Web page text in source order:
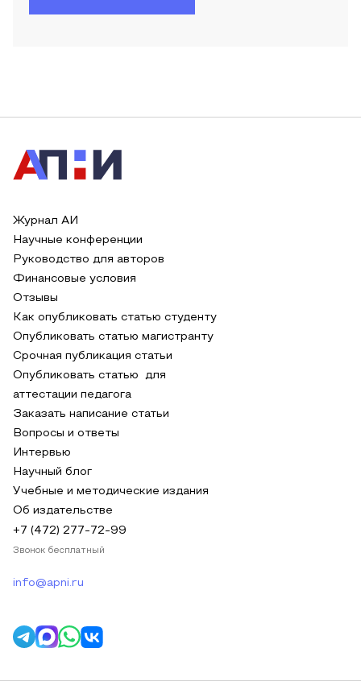
Журнал АИ
Научные конференции
Руководство для авторов
Финансовые условия
Отзывы
Как опубликовать статью студенту
Опубликовать статью магистранту
Срочная публикация статьи
Опубликовать статью для
аттестации педагога
Заказать написание статьи
Вопросы и ответы
Интервью
Научный блог
Учебные и методические издания
Об издательстве
+7 (472) 277-72-99
Звонок бесплатный
info@apni.ru